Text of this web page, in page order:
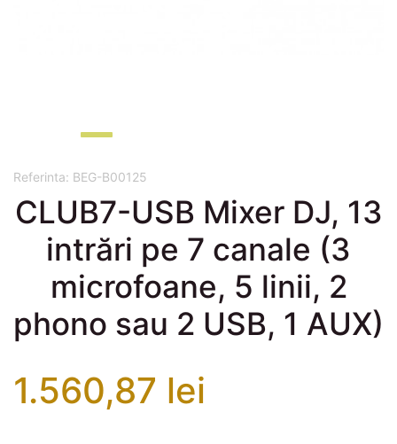
Referinta: BEG-B00125
CLUB7-USB Mixer DJ, 13
intrări pe 7 canale (3
microfoane, 5 linii, 2
phono sau 2 USB, 1 AUX)
1.560,87 lei